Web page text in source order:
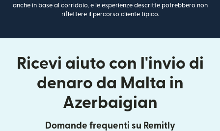
anche in base al corridoio, e le esperienze descritte potrebbero non
riflettere il percorso cliente tipico.
Ricevi aiuto con l'invio di
denaro da Malta in
Azerbaigian
Domande frequenti su Remitly